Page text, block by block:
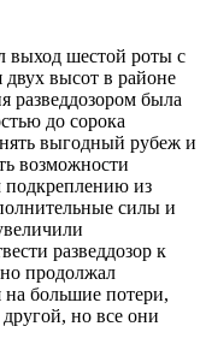
выход шестой роты с
двух высот в районе
разведдозором была
до сорока
выгодный рубеж и
возможности
подкреплению из
силы и
разведдозор к
продолжал
большие потери,
но все они